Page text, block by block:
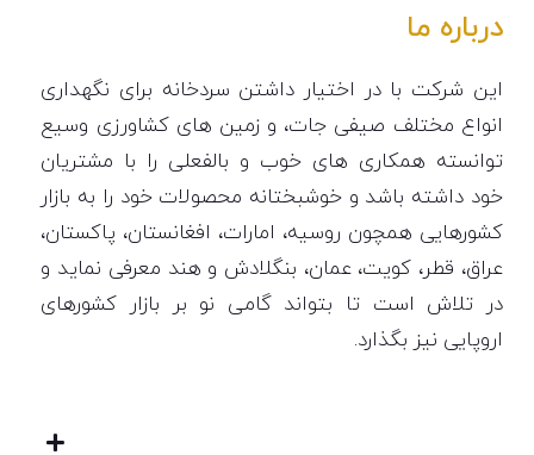
درباره ما
این شرکت با در اختیار داشتن سردخانه برای نگهداری
انواع مختلف صیفی جات، و زمین های کشاورزی وسیع
توانسته همکاری های خوب و بالفعلی را با مشتریان
خود داشته باشد و خوشبختانه محصولات خود را به بازار
کشورهایی همچون روسیه، امارات، افغانستان، پاکستان،
عراق، قطر، کویت، عمان، بنگلادش و هند معرفی نماید و
در تلاش است تا بتواند گامی نو بر بازار کشورهای
اروپایی نیز بگذارد.